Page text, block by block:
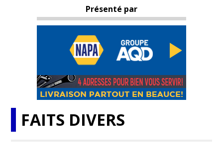
Présenté par
FAITS DIVERS